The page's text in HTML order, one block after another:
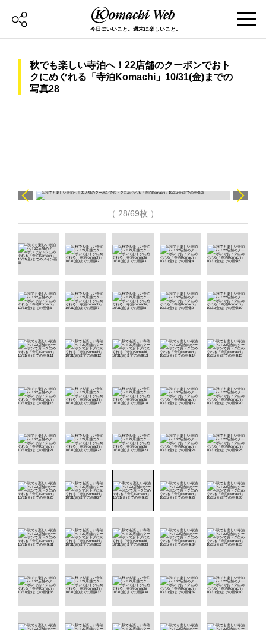
今日にいいこと。週末に楽しいこと。
秋でも楽しい寺泊へ！22店舗のクーポンでおト
クにめぐれる「寺泊Komachi」10/31(金)までの
写真28
（ 28/69枚 ）